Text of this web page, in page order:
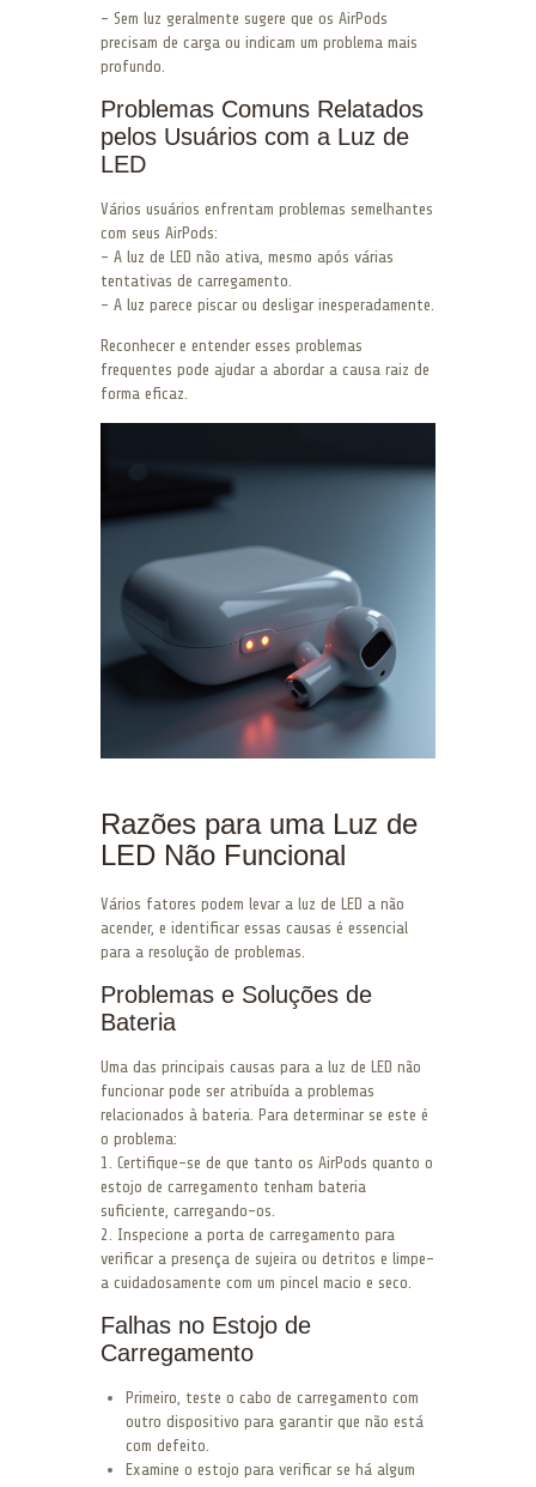
– Sem luz geralmente sugere que os AirPods
precisam de carga ou indicam um problema mais
profundo.
Problemas Comuns Relatados
pelos Usuários com a Luz de
LED
Vários usuários enfrentam problemas semelhantes
com seus AirPods:
– A luz de LED não ativa, mesmo após várias
tentativas de carregamento.
– A luz parece piscar ou desligar inesperadamente.
Reconhecer e entender esses problemas
frequentes pode ajudar a abordar a causa raiz de
forma eficaz.
Razões para uma Luz de
LED Não Funcional
Vários fatores podem levar a luz de LED a não
acender, e identificar essas causas é essencial
para a resolução de problemas.
Problemas e Soluções de
Bateria
Uma das principais causas para a luz de LED não
funcionar pode ser atribuída a problemas
relacionados à bateria. Para determinar se este é
o problema:
1. Certifique-se de que tanto os AirPods quanto o
estojo de carregamento tenham bateria
suficiente, carregando-os.
2. Inspecione a porta de carregamento para
verificar a presença de sujeira ou detritos e limpe-
a cuidadosamente com um pincel macio e seco.
Falhas no Estojo de
Carregamento
Primeiro, teste o cabo de carregamento com
outro dispositivo para garantir que não está
com defeito.
Examine o estojo para verificar se há algum